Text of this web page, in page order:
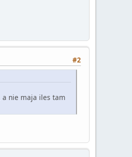
#2
a nie maja iles tam